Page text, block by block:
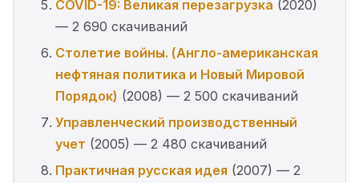
COVID-19: Великая перезагрузка (2020)
— 2 690 скачиваний
Столетие войны. (Англо-американская
нефтяная политика и Новый Мировой
Порядок) (2008) — 2 500 скачиваний
Управленческий производственный
учет (2005) — 2 480 скачиваний
Практичная русская идея (2007) — 2